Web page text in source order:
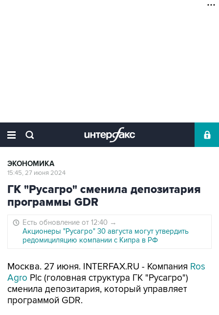
ЭКОНОМИКА
15:45, 27 июня 2024
ГК "Русагро" сменила депозитария
программы GDR
Есть обновление от 12:40 →
Акционеры "Русагро" 30 августа могут утвердить
редомициляцию компании с Кипра в РФ
Москва. 27 июня. INTERFAX.RU - Компания Ros
Agro Plc (головная структура ГК "Русагро")
сменила депозитария, который управляет
программой GDR.